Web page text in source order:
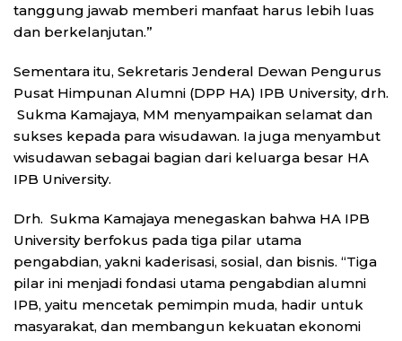
tanggung jawab memberi manfaat harus lebih luas
dan berkelanjutan.”
Sementara itu, Sekretaris Jenderal Dewan Pengurus
Pusat Himpunan Alumni (DPP HA) IPB University, drh.
Sukma Kamajaya, MM menyampaikan selamat dan
sukses kepada para wisudawan. Ia juga menyambut
wisudawan sebagai bagian dari keluarga besar HA
IPB University.
Drh. Sukma Kamajaya menegaskan bahwa HA IPB
University berfokus pada tiga pilar utama
pengabdian, yakni kaderisasi, sosial, dan bisnis. “Tiga
pilar ini menjadi fondasi utama pengabdian alumni
IPB, yaitu mencetak pemimpin muda, hadir untuk
masyarakat, dan membangun kekuatan ekonomi